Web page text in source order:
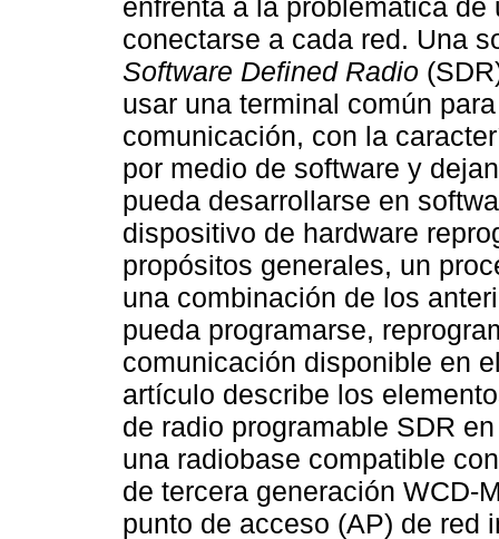
enfrenta a la problemática
conectarse a cada red. Una
Software Defined Radio
usar una terminal común
comunicación, con la
por medio de software y
pueda desarrollarse en
dispositivo de hardware
propósitos generales, un
una combinación de los
pueda programarse,
comunicación disponible en
artículo describe los
de radio programable SDR
una radiobase compatible
de tercera generación WCD-
punto de acceso (AP) de red